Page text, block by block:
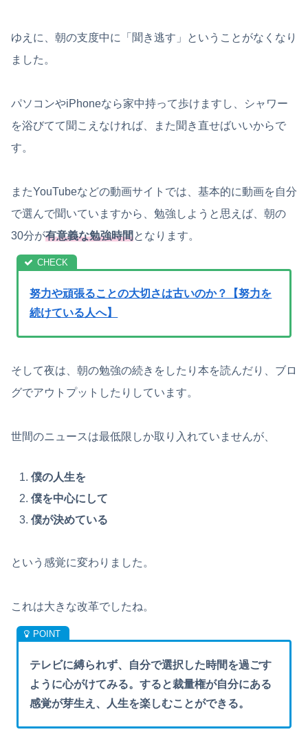
ゆえに、朝の支度中に「聞き逃す」ということがなくなり
ました。
パソコンやiPhoneなら家中持って歩けますし、シャワー
を浴びてて聞こえなければ、また聞き直せばいいからで
す。
またYouTubeなどの動画サイトでは、基本的に動画を自分
で選んで聞いていますから、勉強しようと思えば、朝の
30分が有意義な勉強時間となります。
努力や頑張ることの大切さは古いのか？【努力を
続けている人へ】
そして夜は、朝の勉強の続きをしたり本を読んだり、ブロ
グでアウトプットしたりしています。
世間のニュースは最低限しか取り入れていませんが、
僕の人生を
僕を中心にして
僕が決めている
という感覚に変わりました。
これは大きな改革でしたね。
テレビに縛られず、自分で選択した時間を過ごす
ように心がけてみる。すると裁量権が自分にある
感覚が芽生え、人生を楽しむことができる。